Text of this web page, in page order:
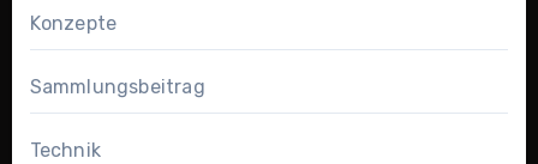
Konzepte
Sammlungsbeitrag
Technik